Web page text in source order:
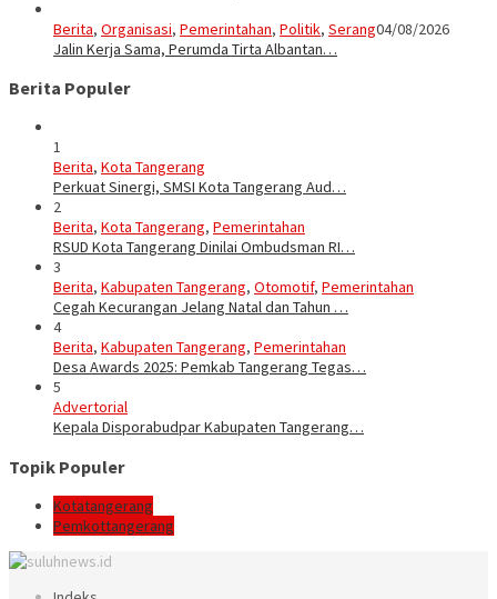
Berita, Organisasi, Pemerintahan, Politik, Serang04/08/2026
Jalin Kerja Sama, Perumda Tirta Albantan…
Berita Populer
1
Berita, Kota Tangerang
Perkuat Sinergi, SMSI Kota Tangerang Aud…
2
Berita, Kota Tangerang, Pemerintahan
RSUD Kota Tangerang Dinilai Ombudsman RI…
3
Berita, Kabupaten Tangerang, Otomotif, Pemerintahan
Cegah Kecurangan Jelang Natal dan Tahun …
4
Berita, Kabupaten Tangerang, Pemerintahan
Desa Awards 2025: Pemkab Tangerang Tegas…
5
Advertorial
Kepala Disporabudpar Kabupaten Tangerang…
Topik Populer
Kotatangerang
Pemkottangerang